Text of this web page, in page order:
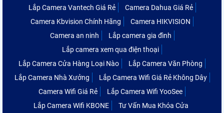
Lắp Camera Vantech Giá Rẻ
Camera Dahua Giá Rẻ
Camera Kbvision Chính Hãng
Camera HIKVISION
Camera an ninh
Lắp camera gia đình
Lắp camera xem qua điện thoại
Lắp Camera Cửa Hàng Loại Nào
Lắp Camera Văn Phòng
Lắp Camera Nhà Xưởng
Lắp Camera Wifi Giá Rẻ Không Dây
Camera Wifi Giá Rẻ
Lắp Camera Wifi YooSee
Lắp Camera Wifi KBONE
Tư Vấn Mua Khóa Cửa